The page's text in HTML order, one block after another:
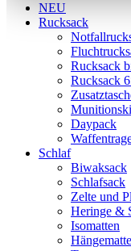
NEU
Rucksack
Rucksack
Rucksack
Daypack
Schlaf
Biwaksack
Schlafsack
Zelte und
Heringe &
Isomatten
Hängematte